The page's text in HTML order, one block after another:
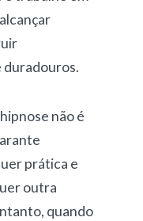
duradouros.
não é
prática e
outra
quando